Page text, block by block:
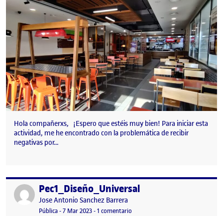
Hola compañerxs, ¡Espero que estéis muy bien! Para iniciar esta
actividad, me he encontrado con la problemática de recibir
negativas por…
Publicado porPec1_Diseño_Universal
Publicado por
Jose Antonio Sanchez Barrera
Visibilidad:
Pública-Fecha de publicación
7 Mar 2023-1 comentario